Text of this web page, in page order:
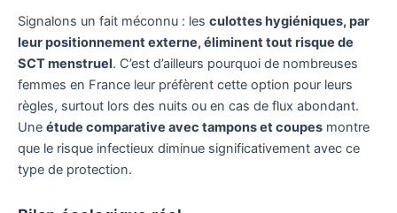
Signalons un fait méconnu : les culottes hygiéniques, par
leur positionnement externe, éliminent tout risque de
SCT menstruel. C’est d’ailleurs pourquoi de nombreuses
femmes en France leur préfèrent cette option pour leurs
règles, surtout lors des nuits ou en cas de flux abondant.
Une étude comparative avec tampons et coupes montre
que le risque infectieux diminue significativement avec ce
type de protection.